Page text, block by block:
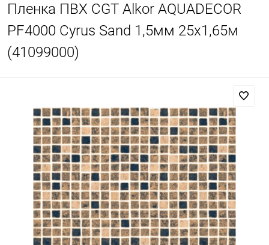
Пленка ПВХ CGT Alkor AQUADECOR
PF4000 Cyrus Sand 1,5мм 25х1,65м
(41099000)